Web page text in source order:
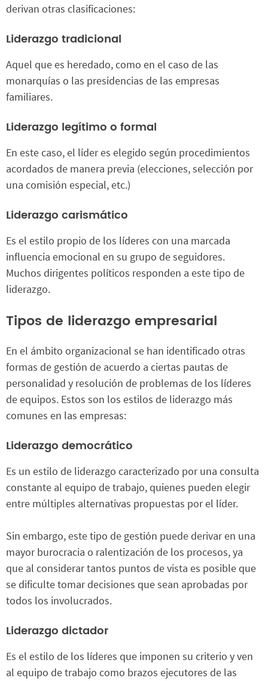
derivan otras clasificaciones:
Liderazgo tradicional
Aquel que es heredado, como en el caso de las
monarquías o las presidencias de las empresas
familiares.
Liderazgo legítimo o formal
En este caso, el líder es elegido según procedimientos
acordados de manera previa (elecciones, selección por
una comisión especial, etc.)
Liderazgo carismático
Es el estilo propio de los líderes con una marcada
influencia emocional en su grupo de seguidores.
Muchos dirigentes políticos responden a este tipo de
liderazgo.
Tipos de liderazgo empresarial
En el ámbito organizacional se han identificado otras
formas de gestión de acuerdo a ciertas pautas de
personalidad y resolución de problemas de los líderes
de equipos. Estos son los estilos de liderazgo más
comunes en las empresas:
Liderazgo democrático
Es un estilo de liderazgo caracterizado por una consulta
constante al equipo de trabajo, quienes pueden elegir
entre múltiples alternativas propuestas por el líder.
Sin embargo, este tipo de gestión puede derivar en una
mayor burocracia o ralentización de los procesos, ya
que al considerar tantos puntos de vista es posible que
se dificulte tomar decisiones que sean aprobadas por
todos los involucrados.
Liderazgo dictador
Es el estilo de los líderes que imponen su criterio y ven
al equipo de trabajo como brazos ejecutores de las